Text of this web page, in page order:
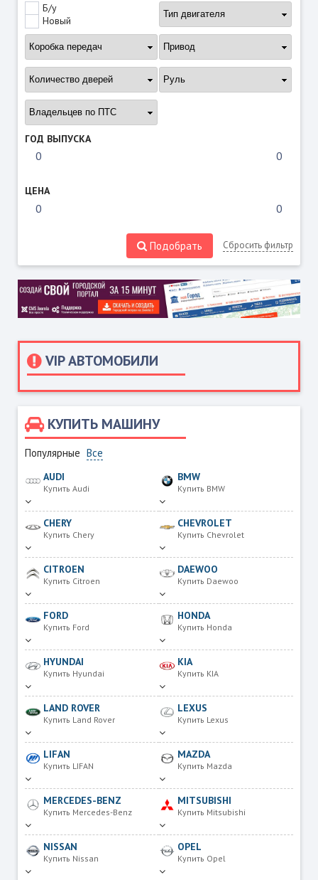
VIP АВТОМОБИЛИ
КУПИТЬ МАШИНУ
Популярные Все
AUDI
Купить Audi
BMW
Купить BMW
CHERY
Купить Chery
CHEVROLET
Купить Chevrolet
CITROEN
Купить Citroen
DAEWOO
Купить Daewoo
FORD
Купить Ford
HONDA
Купить Honda
HYUNDAI
Купить Hyundai
KIA
Купить KIA
LAND ROVER
Купить Land Rover
LEXUS
Купить Lexus
LIFAN
Купить LIFAN
MAZDA
Купить Mazda
MERCEDES-BENZ
Купить Mercedes-Benz
MITSUBISHI
Купить Mitsubishi
NISSAN
Купить Nissan
OPEL
Купить Opel
Б/у
Новый
ГОД ВЫПУСКА
ЦЕНА
Подобрать Сбросить фильтр